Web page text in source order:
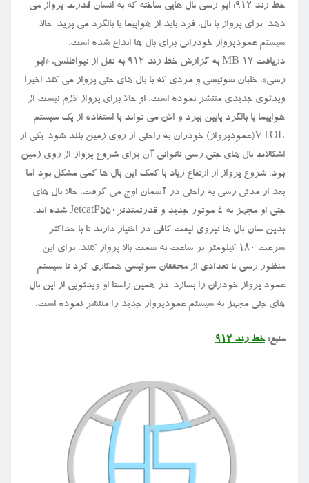
خط رند ۹۱۲: ایو رسی بال هایی ساخته که به انسان قدرت پرواز می
دهد. برای پرواز با بال، فرد باید از هواپیما یا بالگرد می پرید. حالا
سیستم عمودپرواز خودرانی برای بال ها ابداع شده است.
دریافت ۱۷ MB به گزارش خط رند ۹۱۲ به نقل از نیواطلس، «ایو
رسی»، خلبان سوئیسی و مردی که با بال های جتی پرواز می کند اخیرا
ویدئوی جدیدی منتشر نموده است. او حالا برای پرواز لازم نیست از
هواپیما یا بالگرد پایین بپرد و الان می تواند با استفاده از یک سیستم
VTOL(عمودپرواز) خودران به راحتی از روی زمین بلند شود. یکی از
اشکالات بال های جتی رسی ناتوانی آن برای شروع پرواز از روی زمین
بود. شروع پرواز از ارتفاع زیاد با کمک این بال ها کمی مشکل بود اما
بعد از مدتی رسی به راحتی در آسمان اوج می گرفت. حالا بال های
جتی او مجهز به ۴ موتور جدید و قدرتمندترJetcatP۵۵۰ شده اند.
بدین سان بال ها نیروی لیفت کافی در اختیار دارند تا با حداکثر
سرعت ۱۸۰ کیلومتر بر ساعت به سمت بالا پرواز کنند. برای این
منظور رسی با تعدادی از محققان سوئیسی همکاری کرد تا سیستم
عمود پرواز خودران را بسازد. در همین راستا او ویدئویی از این بال
های جتی مجهز به سیستم عمودپرواز جدید را منتشر نموده است.
منبع:خط رند ۹۱۲